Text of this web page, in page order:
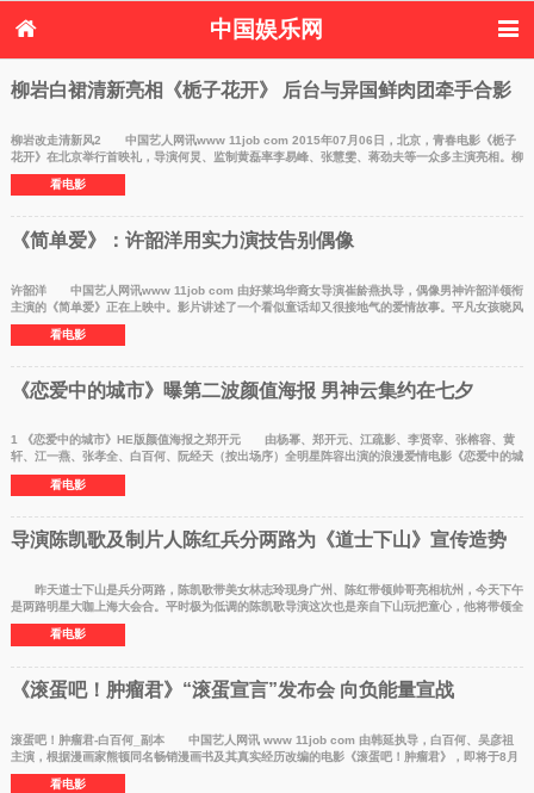
中国娱乐网
首页 新闻 女性
看电影
热周边
柳岩白裙清新亮相《栀子花开》 后台与异国鲜肉团牵手合影
柳岩改走清新风2 中国艺人网讯www 11job com 2015年07月06日，北京，青春电影《栀子
花开》在北京举行首映礼，导演何炅、监制黄磊率李易峰、张慧雯、蒋劲夫等一众多主演亮相。柳
岩搭档刘仪伟
看电影
《简单爱》：许韶洋用实力演技告别偶像
许韶洋 中国艺人网讯www 11job com 由好莱坞华裔女导演崔龄燕执导，偶像男神许韶洋领衔
主演的《简单爱》正在上映中。影片讲述了一个看似童话却又很接地气的爱情故事。平凡女孩晓风
为满足单亲
看电影
《恋爱中的城市》曝第二波颜值海报 男神云集约在七夕
1 《恋爱中的城市》HE版颜值海报之郑开元 由杨幂、郑开元、江疏影、李贤宰、张榕容、黄
轩、江一燕、张孝全、白百何、阮经天（按出场序）全明星阵容出演的浪漫爱情电影《恋爱中的城
市》定档8月20
看电影
导演陈凯歌及制片人陈红兵分两路为《道士下山》宣传造势
昨天道士下山是兵分两路，陈凯歌带美女林志玲现身广州、陈红带领帅哥亮相杭州，今天下午
是两路明星大咖上海大会合。平时极为低调的陈凯歌导演这次也是亲自下山玩把童心，他将带领全
组主演明星
看电影
《滚蛋吧！肿瘤君》“滚蛋宣言”发布会 向负能量宣战
滚蛋吧！肿瘤君-白百何_副本 中国艺人网讯 www 11job com 由韩延执导，白百何、吴彦祖
主演，根据漫画家熊顿同名畅销漫画书及其真实经历改编的电影《滚蛋吧！肿瘤君》，即将于8月
13日上映。今
看电影